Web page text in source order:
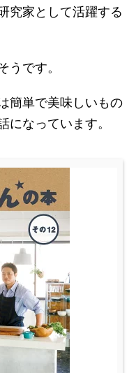
究家として活躍する
うです。
簡単で美味しいもの
になっています。